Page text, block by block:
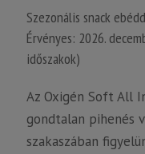
Szezonális snack
Érvényes: 2026.
időszakok)
Az Oxigén Soft All
gondtalan pihenés
szakaszában